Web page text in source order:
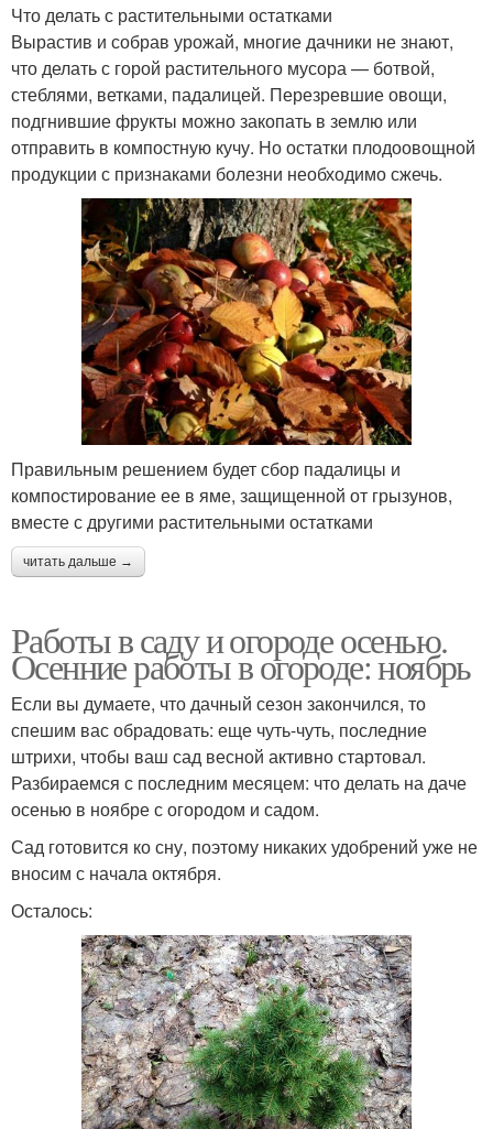
Что делать с растительными остатками
Вырастив и собрав урожай, многие дачники не знают,
что делать с горой растительного мусора — ботвой,
стеблями, ветками, падалицей. Перезревшие овощи,
подгнившие фрукты можно закопать в землю или
отправить в компостную кучу. Но остатки плодоовощной
продукции с признаками болезни необходимо сжечь.
Правильным решением будет сбор падалицы и
компостирование ее в яме, защищенной от грызунов,
вместе с другими растительными остатками
читать дальше →
Работы в саду и огороде осенью.
Осенние работы в огороде: ноябрь
Если вы думаете, что дачный сезон закончился, то
спешим вас обрадовать: еще чуть-чуть, последние
штрихи, чтобы ваш сад весной активно стартовал.
Разбираемся с последним месяцем: что делать на даче
осенью в ноябре с огородом и садом.
Сад готовится ко сну, поэтому никаких удобрений уже не
вносим с начала октября.
Осталось: